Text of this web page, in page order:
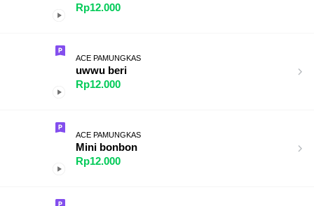
Rp12.000
ACE PAMUNGKAS
uwwu beri
Rp12.000
ACE PAMUNGKAS
Mini bonbon
Rp12.000